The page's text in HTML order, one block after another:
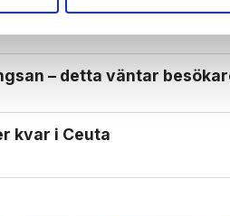
– afghansk boxare
– detta väntar
kvar i Ceuta